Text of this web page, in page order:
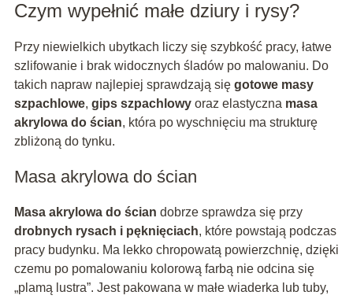
Czym wypełnić małe dziury i rysy?
Przy niewielkich ubytkach liczy się szybkość pracy, łatwe
szlifowanie i brak widocznych śladów po malowaniu. Do
takich napraw najlepiej sprawdzają się gotowe masy
szpachlowe, gips szpachlowyoraz elastyczna masa
akrylowa do ścian, która po wyschnięciu ma strukturę
zbliżoną do tynku.
Masa akrylowa do ścian
Masa akrylowa do ścian dobrze sprawdza się przy
drobnych rysach i pęknięciach, które powstają podczas
pracy budynku. Ma lekko chropowatą powierzchnię, dzięki
czemu po pomalowaniu kolorową farbą nie odcina się
„plamą lustra”. Jest pakowana w małe wiaderka lub tuby,